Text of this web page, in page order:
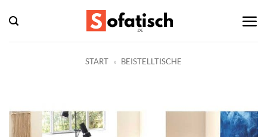
Inhalt
springen
START » BEISTELLTISCHE